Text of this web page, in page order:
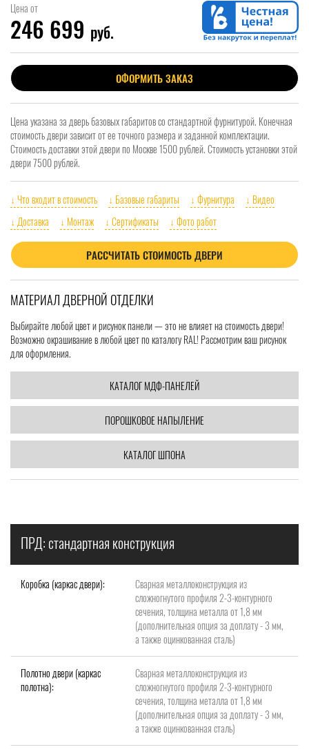
Цена от
246 699 руб.
ОФОРМИТЬ ЗАКАЗ
Цена указана за дверь базовых габаритов со стандартной фурнитурой. Конечная
стоимость двери зависит от ее точного размера и заданной комплектации.
Стоимость доставки этой двери по Москве 1500 рублей. Стоимость установки этой
двери 7500 рублей.
↓ Что входит в стоимость ↓ Базовые габариты ↓ Фурнитура
↓ Видео
↓ Доставка
↓ Монтаж ↓ Сертификаты ↓ Фото работ
РАССЧИТАТЬ СТОИМОСТЬ ДВЕРИ
МАТЕРИАЛ ДВЕРНОЙ ОТДЕЛКИ
Выбирайте любой цвет и рисунок панели — это не влияет на стоимость двери!
Возможно окрашивание в любой цвет по каталогу RAL! Рассмотрим ваш рисунок
для оформления.
КАТАЛОГ МДФ-ПАНЕЛЕЙ
ПОРОШКОВОЕ НАПЫЛЕНИЕ
КАТАЛОГ ШПОНА
ПРД: стандартная конструкция
Коробка (каркас двери):
Сварная металлоконструкция из
сложногнутого профиля 2-3-контурного
сечения, толщина металла от 1,8 мм
(дополнительная опция за доплату - 3 мм,
а также оцинкованная сталь)
Полотно двери (каркас
полотна):
Сварная металлоконструкция из
сложногнутого профиля 2-3-контурного
сечения, толщина металла от 1,8 мм
(дополнительная опция за доплату - 3 мм,
а также оцинкованная сталь)